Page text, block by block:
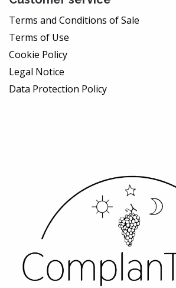
Terms and Conditions of Sale
Terms of Use
Cookie Policy
Legal Notice
Data Protection Policy